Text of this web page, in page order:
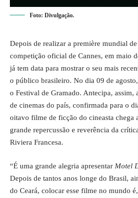
Foto: Divulgação.
Depois de realizar a première mundial de
competição oficial de Cannes, em maio
já tem data para mostrar o seu mais
o público brasileiro. No dia 09 de
o Festival de Gramado. Antecipa, assim,
de cinemas do país, confirmada para o
oitavo filme de ficção do cineasta chega
grande repercussão e reverência da
Riviera Francesa.
“É uma grande alegria apresentar Motel
Depois de tantos anos longe do Brasil,
do Ceará, colocar esse filme no mundo